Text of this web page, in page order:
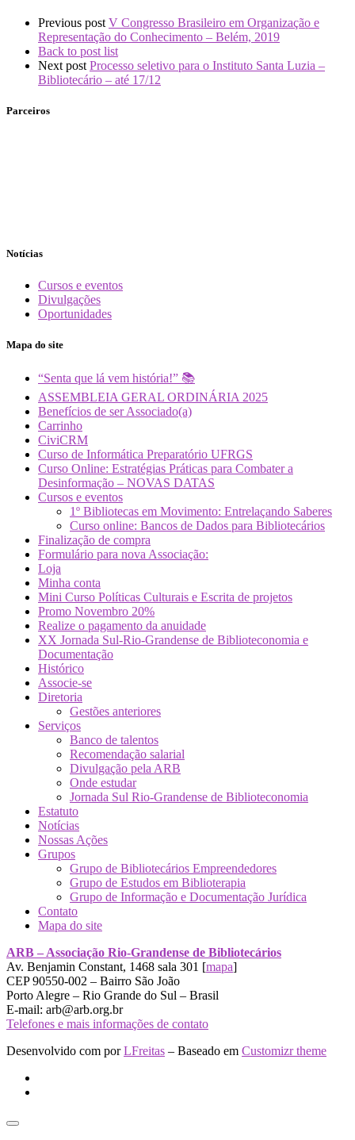
Previous post V Congresso Brasileiro em Organização e
Representação do Conhecimento – Belém, 2019
Back to post list
Next post Processo seletivo para o Instituto Santa Luzia –
Bibliotecário – até 17/12
Parceiros
Notícias
Cursos e eventos
Divulgações
Oportunidades
Mapa do site
“Senta que lá vem história!” 📚
ASSEMBLEIA GERAL ORDINÁRIA 2025
Benefícios de ser Associado(a)
Carrinho
CiviCRM
Curso de Informática Preparatório UFRGS
Curso Online: Estratégias Práticas para Combater a
Desinformação – NOVAS DATAS
Cursos e eventos
1º Bibliotecas em Movimento: Entrelaçando Saberes
Curso online: Bancos de Dados para Bibliotecários
Finalização de compra
Formulário para nova Associação:
Loja
Minha conta
Mini Curso Políticas Culturais e Escrita de projetos
Promo Novembro 20%
Realize o pagamento da anuidade
XX Jornada Sul-Rio-Grandense de Biblioteconomia e
Documentação
Histórico
Associe-se
Diretoria
Gestões anteriores
Serviços
Banco de talentos
Recomendação salarial
Divulgação pela ARB
Onde estudar
Jornada Sul Rio-Grandense de Biblioteconomia
Estatuto
Notícias
Nossas Ações
Grupos
Grupo de Bibliotecários Empreendedores
Grupo de Estudos em Biblioterapia
Grupo de Informação e Documentação Jurídica
Contato
Mapa do site
ARB – Associação Rio-Grandense de Bibliotecários
Av. Benjamin Constant, 1468 sala 301 [mapa]
CEP 90550-002 – Bairro São João
Porto Alegre – Rio Grande do Sul – Brasil
E-mail: arb@arb.org.br
Telefones e mais informações de contato
Desenvolvido com porLFreitas – Baseado em Customizr theme